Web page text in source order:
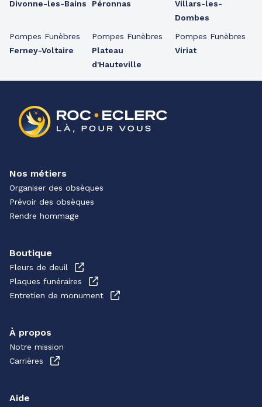
Divonne-les-Bains
Pompes Funèbres
Ferney-Voltaire
Péronnas
Pompes Funèbres
Plateau
d'Hauteville
Villars-les-
Dombes
Pompes Funèbres
Viriat
Nos métiers
Organiser des obsèques
Prévoir des obsèques
Rendre hommage
Boutique
Fleurs de deuil
Plaques funéraires
Entretien de monument
À propos
Notre mission
Carrières
Aide